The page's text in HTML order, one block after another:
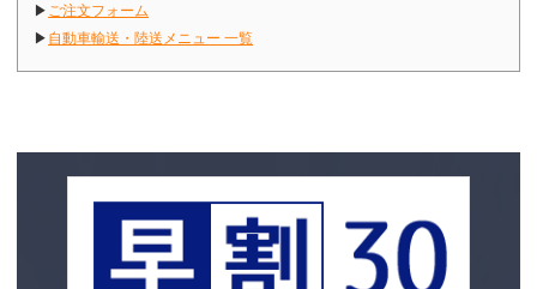
▶ ご注文フォーム
▶ 自動車輸送・陸送メニュー 一覧